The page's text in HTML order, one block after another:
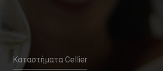
Καταστήματα Cellier